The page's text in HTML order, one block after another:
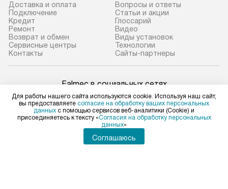
Доставка и оплата
Подключение
Кредит
Ремонт
Возврат и обмен
Сервисные центры
Контакты
Вопросы и ответы
Статьи и акции
Глоссарий
Видео
Виды установок
Технологии
Сайты-партнеры
Falmec в социальных сетях
Для физических лиц
shop@falmec-home.ru
Для юридических лиц
Для работы нашего сайта используются cookie. Используя наш сайт,
вы предоставляете согласие на обработку ваших персональных
данных с помощью сервисов веб-аналитики (Cookie) и
присоединяетесь к тексту «Согласия на обработку персональных
данных»
Соглашаюсь